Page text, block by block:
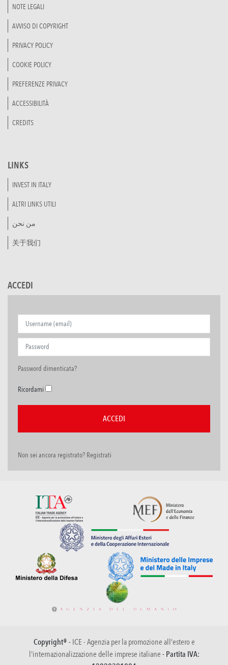
NOTE LEGALI
AVVISO DI COPYRIGHT
PRIVACY POLICY
COOKIE POLICY
PREFERENZE PRIVACY
ACCESSIBILITÀ
CREDITS
LINKS
INVEST IN ITALY
ALTRI LINKS UTILI
من نحن
关于我们
ACCEDI
Password dimenticata?
Ricordami
Non sei ancora registrato? Registrati
Copyright® - ICE - Agenzia per la promozione all’estero e
l'internazionalizzazione delle imprese italiane - Partita IVA: